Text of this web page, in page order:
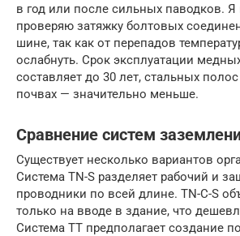
в год или после сильных паводков.
проверяю затяжку болтовых
шине, так как от перепадов
ослабнуть. Срок эксплуатации
составляет до 30 лет, стальных
почвах — значительно меньше.
Сравнение систем
Существует несколько вариантов
Система TN-S разделяет рабочий и
проводники по всей длине. TN-C-S
только на вводе в здание, что
Система TT предполагает создание